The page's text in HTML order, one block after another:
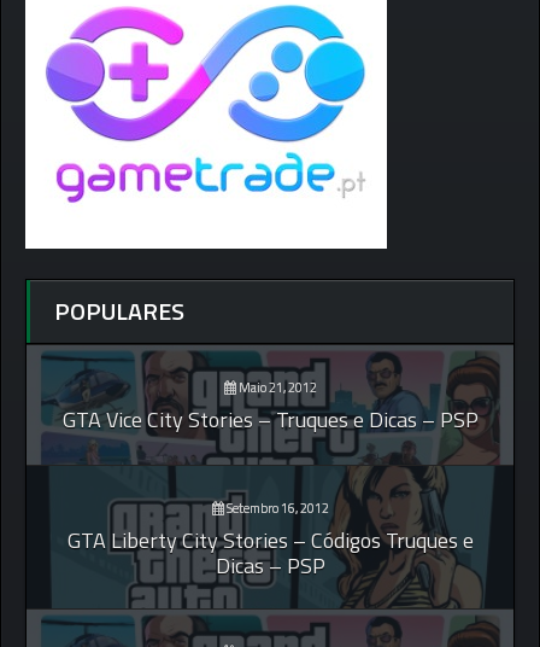
POPULARES
Maio 21, 2012
GTA Vice City Stories – Truques e Dicas – PSP
Setembro 16, 2012
GTA Liberty City Stories – Códigos Truques e
Dicas – PSP